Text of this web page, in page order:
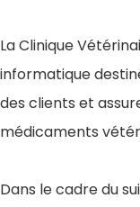
La Clinique
informatique
des clients et
médicaments
Dans le cadre du